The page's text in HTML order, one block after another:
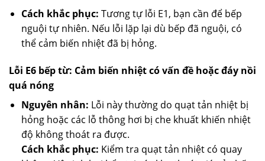
Cách khắc phục: Tương tự lỗi E1, bạn cần để bếp
nguội tự nhiên. Nếu lỗi lặp lại dù bếp đã nguội, có
thể cảm biến nhiệt đã bị hỏng.
Lỗi E6 bếp từ: Cảm biến nhiệt có vấn đề hoặc đáy nồi
quá nóng
Nguyên nhân: Lỗi này thường do quạt tản nhiệt bị
hỏng hoặc các lỗ thông hơi bị che khuất khiến nhiệt
độ không thoát ra được.
Cách khắc phục: Kiểm tra quạt tản nhiệt có quay